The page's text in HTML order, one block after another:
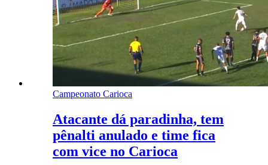
Campeonato Carioca
Atacante dá paradinha, tem
pênalti anulado e time fica
com vice no Carioca